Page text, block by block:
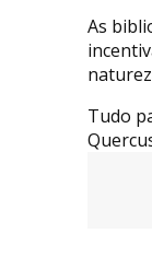
As
Tudo